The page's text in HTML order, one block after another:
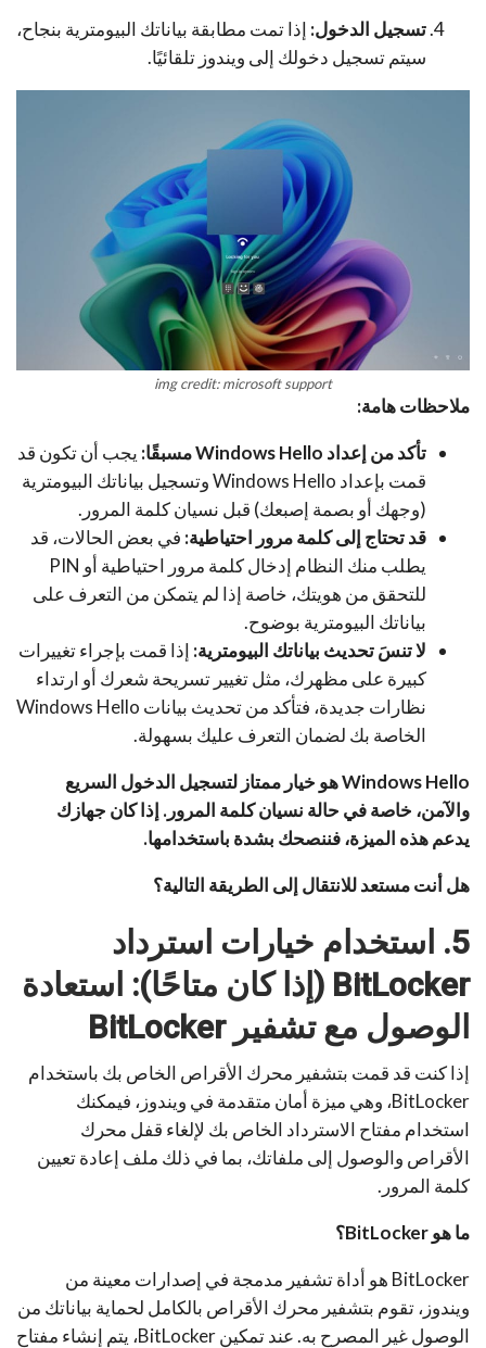
تسجيل الدخول: إذا تمت مطابقة بياناتك البيومترية بنجاح،
سيتم تسجيل دخولك إلى ويندوز تلقائيًا.
img credit: microsoft support
ملاحظات هامة:
تأكد من إعداد Windows Hello مسبقًا:
يجب أن تكون قد
قمت بإعداد Windows Hello وتسجيل بياناتك البيومترية
(وجهك أو بصمة إصبعك) قبل نسيان كلمة المرور.
قد تحتاج إلى كلمة مرور احتياطية: في بعض الحالات، قد
يطلب منك النظام إدخال كلمة مرور احتياطية أو PIN
للتحقق من هويتك، خاصة إذا لم يتمكن من التعرف على
بياناتك البيومترية بوضوح.
لا تنسَ تحديث بياناتك البيومترية: إذا قمت بإجراء تغييرات
كبيرة على مظهرك، مثل تغيير تسريحة شعرك أو ارتداء
نظارات جديدة، فتأكد من تحديث بيانات Windows Hello
الخاصة بك لضمان التعرف عليك بسهولة.
Windows Hello هو خيار ممتاز لتسجيل الدخول السريع
والآمن، خاصة في حالة نسيان كلمة المرور. إذا كان جهازك
يدعم هذه الميزة، فننصحك بشدة باستخدامها.
هل أنت مستعد للانتقال إلى الطريقة التالية؟
5. استخدام خيارات استرداد
BitLocker (إذا كان متاحًا): استعادة
الوصول مع تشفير BitLocker
إذا كنت قد قمت بتشفير محرك الأقراص الخاص بك باستخدام
BitLocker، وهي ميزة أمان متقدمة في ويندوز، فيمكنك
استخدام مفتاح الاسترداد الخاص بك لإلغاء قفل محرك
الأقراص والوصول إلى ملفاتك، بما في ذلك ملف إعادة تعيين
كلمة المرور.
ما هو BitLocker؟
BitLocker هو أداة تشفير مدمجة في إصدارات معينة من
ويندوز، تقوم بتشفير محرك الأقراص بالكامل لحماية بياناتك من
الوصول غير المصرح به. عند تمكين BitLocker، يتم إنشاء مفتاح